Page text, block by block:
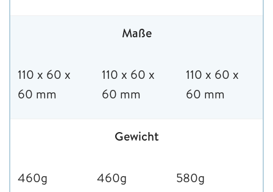
Maße
110 x 60 x
60 mm
110 x 60 x
60 mm
110 x 60 x
60 mm
Gewicht
460g 460g 580g